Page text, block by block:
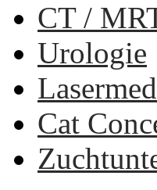
CT /
Urologie
Cat